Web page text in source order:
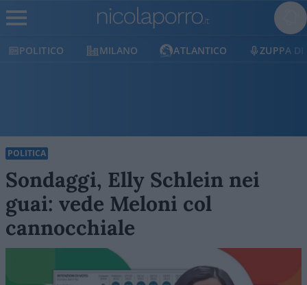
MILANO ATLANTICO ZUPPA DI PORRO
POLITICA
Sondaggi, Elly Schlein nei
guai: vede Meloni col
cannocchiale